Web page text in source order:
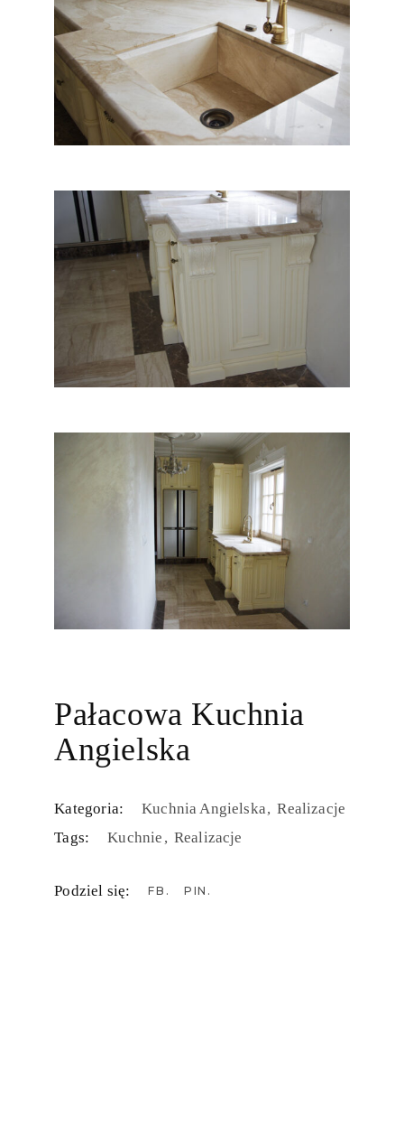
Pałacowa Kuchnia
Angielska
Kategoria: Kuchnia Angielska Realizacje
Tags:
Kuchnie Realizacje
Podziel się: FB PIN